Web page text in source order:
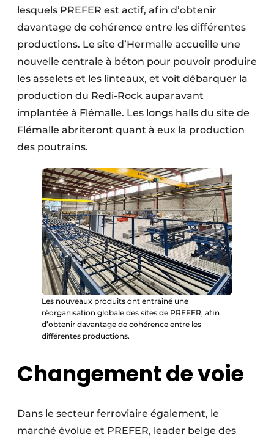
lesquels PREFER est actif, afin d’obtenir
davantage de cohérence entre les différentes
productions. Le site d’Hermalle accueille une
nouvelle centrale à béton pour pouvoir produire
les asselets et les linteaux, et voit débarquer la
production du Redi-Rock auparavant
implantée à Flémalle. Les longs halls du site de
Flémalle abriteront quant à eux la production
des poutrains.
Les nouveaux produits ont entraîné une
réorganisation globale des sites de PREFER, afin
d’obtenir davantage de cohérence entre les
différentes productions.
Changement de voie
Dans le secteur ferroviaire également, le
marché évolue et PREFER, leader belge des